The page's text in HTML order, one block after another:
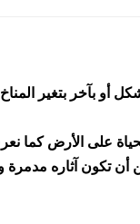
بآخر بتغير
على الأرض كما
أن تكون آثاره